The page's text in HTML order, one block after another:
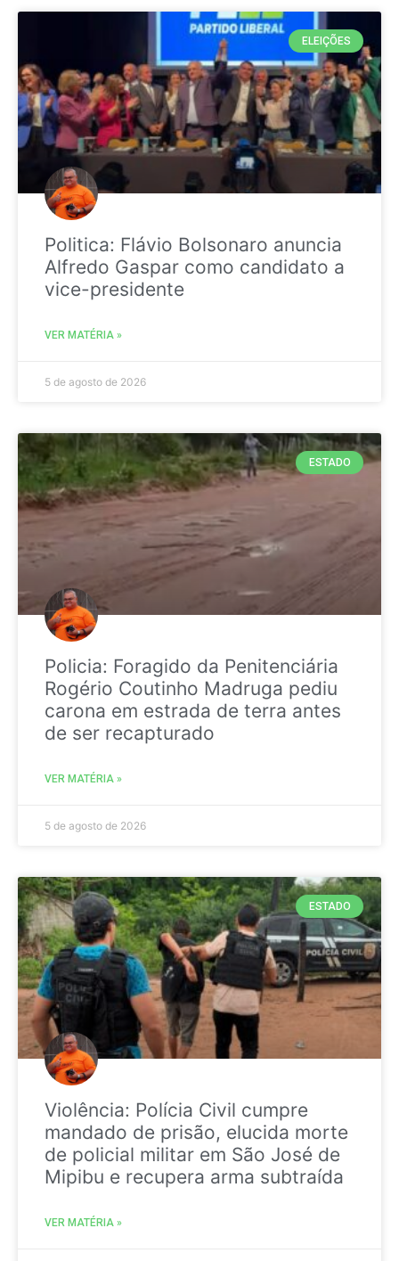
ELEIÇÕES
Politica: Flávio Bolsonaro anuncia
Alfredo Gaspar como candidato a
vice-presidente
VER MATÉRIA »
5 de agosto de 2026
ESTADO
Policia: Foragido da Penitenciária
Rogério Coutinho Madruga pediu
carona em estrada de terra antes
de ser recapturado
VER MATÉRIA »
5 de agosto de 2026
ESTADO
Violência: Polícia Civil cumpre
mandado de prisão, elucida morte
de policial militar em São José de
Mipibu e recupera arma subtraída
VER MATÉRIA »